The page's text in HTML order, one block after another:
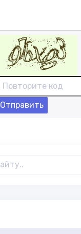
Отправить